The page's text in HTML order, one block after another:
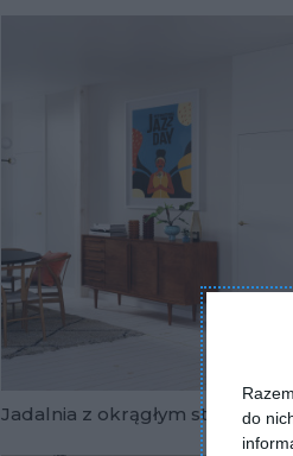
do
Jadalnia z okrągłym stołem